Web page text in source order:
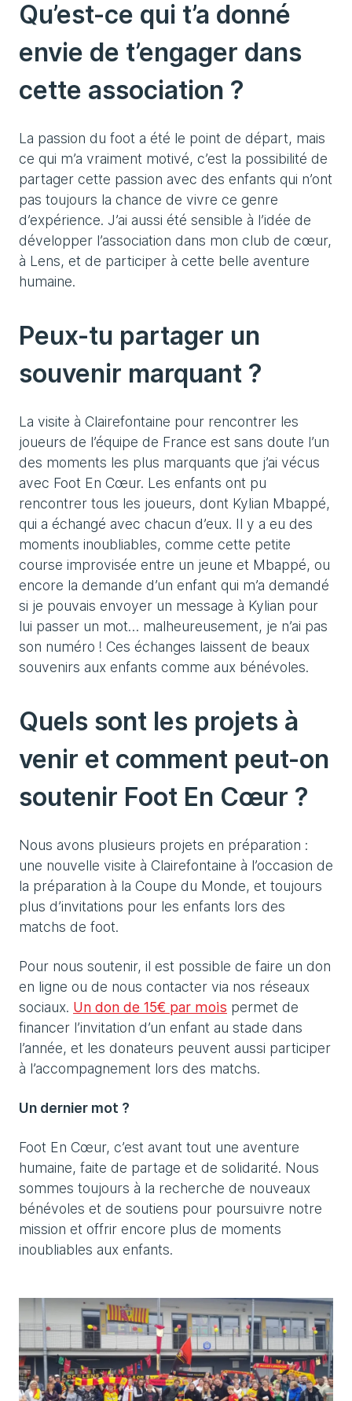
Qu’est-ce qui t’a donné
envie de t’engager dans
cette association ?
La passion du foot a été le point de départ, mais
ce qui m’a vraiment motivé, c’est la possibilité de
partager cette passion avec des enfants qui n’ont
pas toujours la chance de vivre ce genre
d’expérience. J’ai aussi été sensible à l’idée de
développer l’association dans mon club de cœur,
à Lens, et de participer à cette belle aventure
humaine.
Peux-tu partager un
souvenir marquant ?
La visite à Clairefontaine pour rencontrer les
joueurs de l’équipe de France est sans doute l’un
des moments les plus marquants que j’ai vécus
avec Foot En Cœur. Les enfants ont pu
rencontrer tous les joueurs, dont Kylian Mbappé,
qui a échangé avec chacun d’eux. Il y a eu des
moments inoubliables, comme cette petite
course improvisée entre un jeune et Mbappé, ou
encore la demande d’un enfant qui m’a demandé
si je pouvais envoyer un message à Kylian pour
lui passer un mot… malheureusement, je n’ai pas
son numéro ! Ces échanges laissent de beaux
souvenirs aux enfants comme aux bénévoles.
Quels sont les projets à
venir et comment peut-on
soutenir Foot En Cœur ?
Nous avons plusieurs projets en préparation :
une nouvelle visite à Clairefontaine à l’occasion de
la préparation à la Coupe du Monde, et toujours
plus d’invitations pour les enfants lors des
matchs de foot.
Pour nous soutenir, il est possible de faire un don
en ligne ou de nous contacter via nos réseaux
sociaux. Un don de 15€ par mois permet de
financer l’invitation d’un enfant au stade dans
l’année, et les donateurs peuvent aussi participer
à l’accompagnement lors des matchs.
Un dernier mot ?
Foot En Cœur, c’est avant tout une aventure
humaine, faite de partage et de solidarité. Nous
sommes toujours à la recherche de nouveaux
bénévoles et de soutiens pour poursuivre notre
mission et offrir encore plus de moments
inoubliables aux enfants.